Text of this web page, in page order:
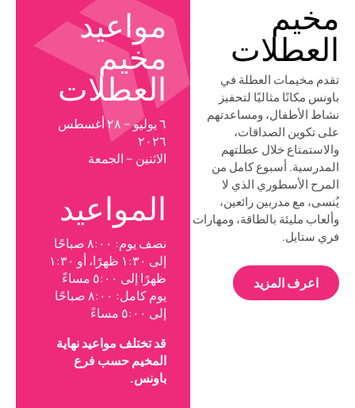
مخيم
العطلات
تقدم مخيمات العطلة في
باونس مكانًا مثاليًا لتحفيز
نشاط الأطفال، ومساعدتهم
على تكوين الصداقات،
والاستمتاع خلال عطلتهم
المدرسية. أسبوع كامل من
المرح الأسطوري الذي لا
يُنسى، مع مدربين رائعين،
وألعاب مليئة بالطاقة، ومهارات
فري ستايل.
اعرف المزيد
مواعيد
مخيم
العطلات
٦ يوليو – ٢٨ أغسطس
٢٠٢٦
الاثنين – الجمعة
المواعيد
نصف يوم: ٨:٠٠ صباحًا
إلى ١:٣٠ ظهرًا، أو ١:٣٠
ظهرًا إلى ٥:٠٠ مساءً
يوم كامل: ٨:٠٠ صباحًا
إلى ٥:٠٠ مساءً
قد تختلف مواعيد نهاية
المخيم حسب فرع
باونس.